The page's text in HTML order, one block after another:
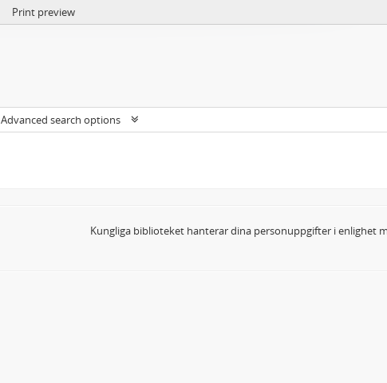
Print preview
Advanced search options
Kungliga biblioteket hanterar dina personuppgifter i enlighet